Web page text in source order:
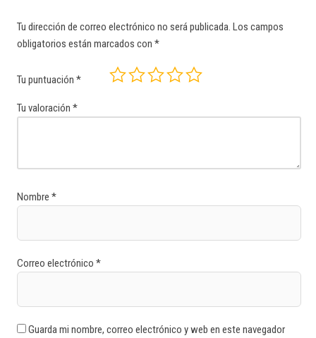
Tu dirección de correo electrónico no será publicada. Los campos
obligatorios están marcados con *
Tu puntuación *
Tu valoración *
Nombre *
Correo electrónico *
Guarda mi nombre, correo electrónico y web en este navegador